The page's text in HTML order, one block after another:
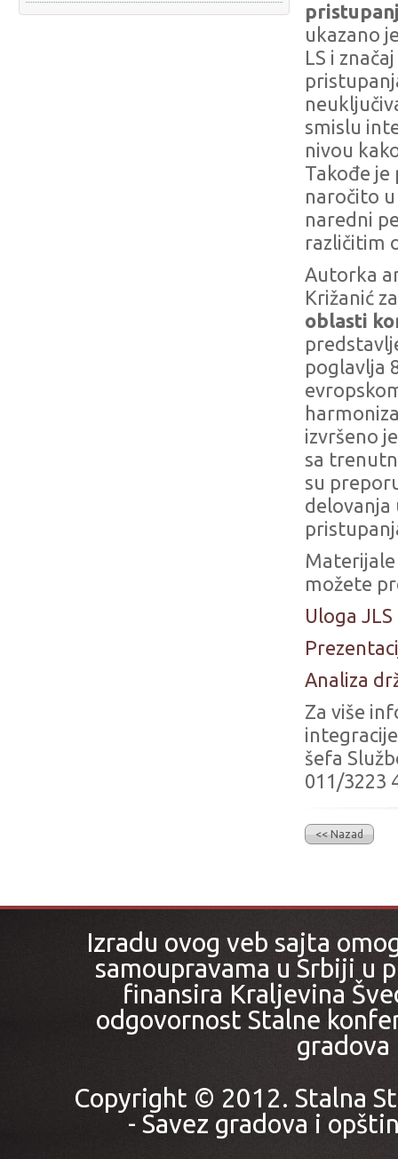
ukazano
LS i
smislu
nivou
Takođe je
naročito
naredni
različitim
Autorka
Križanić
oblasti
poglavlja
izvršeno
sa
su
delovanja
možete
Uloga
Analiza
Za više
šefa
011/3223
<< Nazad
Izradu ovog veb sajta
samoupravama u Srbiji u
finansira Kraljevina
odgovornost Stalne
gradova
Copyright © 2012. Stalna
- Savez gradova i